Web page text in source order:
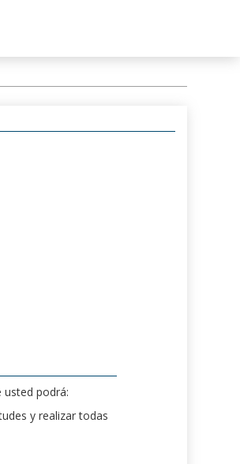
usted podrá:
y realizar todas